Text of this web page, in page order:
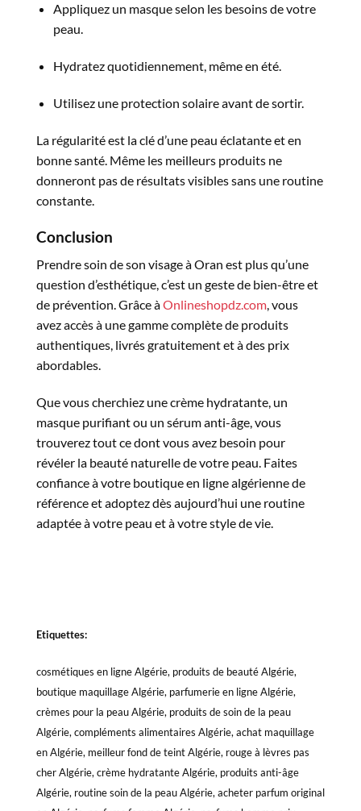
Appliquez un masque selon les besoins de votre
peau.
Hydratez quotidiennement, même en été.
Utilisez une protection solaire avant de sortir.
La régularité est la clé d’une peau éclatante et en
bonne santé. Même les meilleurs produits ne
donneront pas de résultats visibles sans une routine
constante.
Conclusion
Prendre soin de son visage à Oran est plus qu’une
question d’esthétique, c’est un geste de bien-être et
de prévention. Grâce àOnlineshopdz.com, vous
avez accès à une gamme complète de produits
authentiques, livrés gratuitement et à des prix
abordables.
Que vous cherchiez une crème hydratante, un
masque purifiant ou un sérum anti-âge, vous
trouverez tout ce dont vous avez besoin pour
révéler la beauté naturelle de votre peau. Faites
confiance à votre boutique en ligne algérienne de
référence et adoptez dès aujourd’hui une routine
adaptée à votre peau et à votre style de vie.
Etiquettes:
cosmétiques en ligne Algérie, produits de beauté Algérie,
boutique maquillage Algérie, parfumerie en ligne Algérie,
crèmes pour la peau Algérie, produits de soin de la peau
Algérie, compléments alimentaires Algérie, achat maquillage
en Algérie, meilleur fond de teint Algérie, rouge à lèvres pas
cher Algérie, crème hydratante Algérie, produits anti-âge
Algérie, routine soin de la peau Algérie, acheter parfum original